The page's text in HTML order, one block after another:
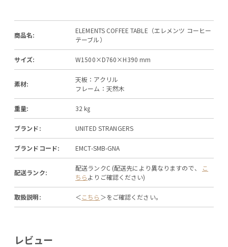
商品名:
ELEMENTS COFFEE TABLE（エレメンツ コーヒー
テーブル）
サイズ: W1500×D760×H390 mm
素材:
天板：アクリル
フレーム：天然木
重量: 32 ㎏
ブランド: UNITED STRANGERS
ブランドコード: EMCT-SMB-GNA
配送ランク:
配送ランクC (配送先により異なりますので、
こ
ちらよりご確認ください)
取扱説明: ＜こちら ＞をご確認ください。
レビュー